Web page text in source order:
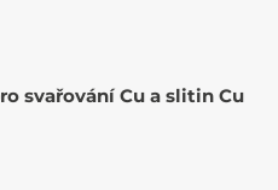
svařování Cu a slitin Cu